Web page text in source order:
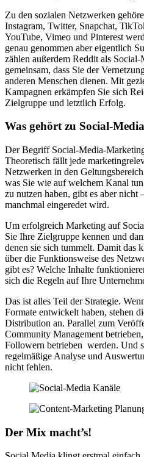
Zu den sozialen Netzwerken
Instagram, Twitter, Snapchat,
YouTube, Vimeo und Pinterest
genau genommen aber eigentlich
zählen außerdem Reddit als
gemeinsam, dass Sie der
anderen Menschen dienen. Mit
Kampagnen erkämpfen Sie sich
Zielgruppe und letztlich Erfolg.
Was gehört zu Social-
Der Begriff Social-Media-
Theoretisch fällt jede
Netzwerken in den
was Sie wie auf welchem Kanal
zu nutzen haben, gibt es aber nicht
manchmal eingeredet wird.
Um erfolgreich Marketing auf
Sie Ihre Zielgruppe kennen und
denen sie sich tummelt. Damit das
über die Funktionsweise des
gibt es? Welche Inhalte
sich die Regeln auf Ihre
Das ist alles Teil der Strategie.
Formate entwickelt haben, stehen
Distribution an. Parallel zum
Community Management
Followern betrieben werden. Und
regelmäßige Analyse und
nicht fehlen.
Der Mix macht’s!